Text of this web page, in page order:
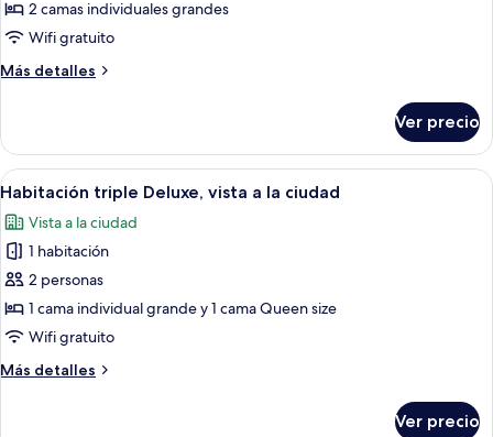
Deluxe
con
2
camas
vista
la
ciudad
2 camas individuales grandes
Wifi gratuito
Más detalles
Más
Deluxe
con
2
individuales,
vista
la
ciudad
Ver precio
Abrir
todas
las
fotos
de
Habitación
triple
vista
Habitación de hotel con cama, dos
5
Habitación triple Deluxe, vista a la ciudad
Vista a la ciudad
1 habitación
2 personas
1 cama individual grande y 1 cama Queen size
Wifi gratuito
Más detalles
Más
Ver precio